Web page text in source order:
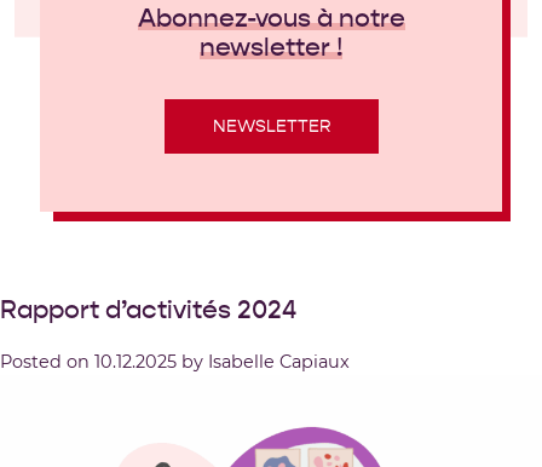
Abonnez-vous à notre
newsletter !
NEWSLETTER
Rapport d’activités 2024
Posted on 10.12.2025 by Isabelle Capiaux